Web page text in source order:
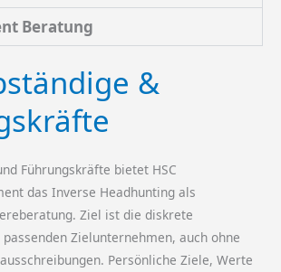
Beratung
&
Führungskräfte bietet HSC
das Inverse Headhunting als
Ziel ist die diskrete
Zielunternehmen, auch ohne
Persönliche Ziele, Werte